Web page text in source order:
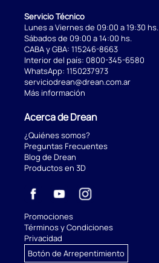
Servicio Técnico
Lunes a Viernes de 09:00 a 19:30 hs.
Sábados de 09:00 a 14:00 hs.
CABA y GBA: 115246-8663
Interior del país: 0800-345-6580
WhatsApp: 1150237973
serviciodrean@drean.com.ar
Más información
Acerca de Drean
¿Quiénes somos?
Preguntas Frecuentes
Blog de Drean
Productos en 3D
Promociones
Términos y Condiciones
Privacidad
Botón de Arrepentimiento